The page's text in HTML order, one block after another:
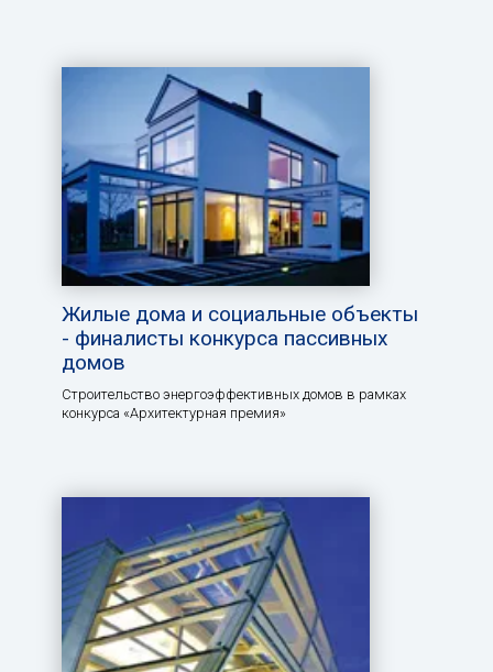
Жилые дома и социальные объекты
- финалисты конкурса пассивных
домов
Строительство энергоэффективных домов в рамках
конкурса «Архитектурная премия»